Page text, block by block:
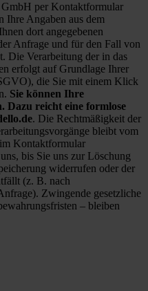
per Kontaktformular
Ihre Angaben aus dem
dort angegebenen
Anfrage und für den Fall von
Die Verarbeitung der in das
erfolgt auf Grundlage Ihrer
die Sie mit einem Klick
Sie können Ihre
reicht eine formlose
. Die Rechtmäßigkeit der
bleibt vom
Kontaktformular
bis Sie uns zur Löschung
widerrufen oder der
(z. B. nach
Zwingende gesetzliche
– bleiben